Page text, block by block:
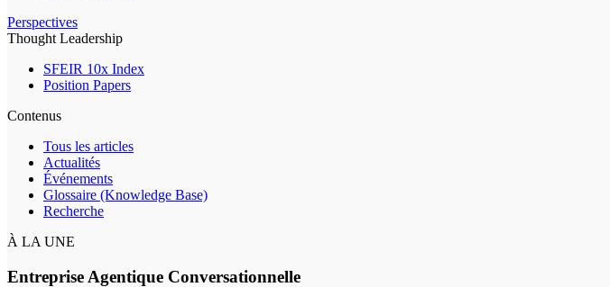
Perspectives
Thought Leadership
SFEIR 10x Index
Position Papers
Contenus
Tous les articles
Actualités
Événements
Glossaire (Knowledge Base)
Recherche
À LA UNE
Entreprise Agentique Conversationnelle